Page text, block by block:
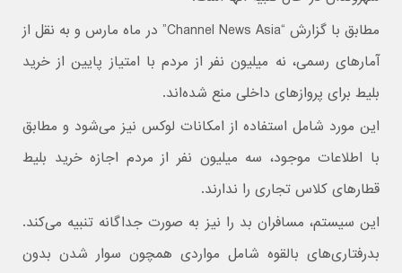
مطابق با گزارش “Channel News Asia” در ماه مارس و به نقل از
آمارهای رسمی، نه میلیون نفر از مردم با امتیاز پایین از خرید
بلیط برای پروازهای داخلی منع شده‌اند.
این مورد شامل استفاده از امکانات لوکس نیز می‌شود و مطابق
با اطلاعات موجود، سه میلیون نفر از مردم اجازه خرید بلیط
قطارهای کلاس تجاری را ندارند.
این سیستم، مسافران بد را نیز به صورت جداگانه تنبیه می‌کند.
بدرفتاری‌های بالقوه شامل مواردی همچون سوار شدن بدون